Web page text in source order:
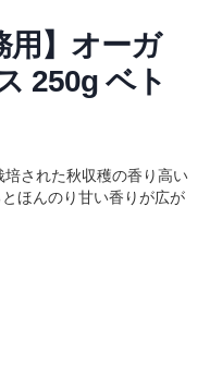
用】オーガ
250g ベト
培された秋収穫の香り高い
ほんのり甘い香りが広が